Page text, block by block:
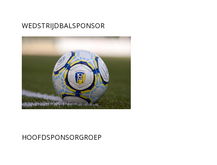
WEDSTRIJDBALSPONSOR
HOOFDSPONSORGROEP